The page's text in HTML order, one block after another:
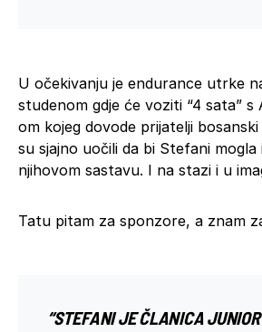
U očekivanju je endurance utrke
studenom gdje će voziti “4 sata” s
om kojeg dovode prijatelji
su sjajno uočili da bi Stefani
njihovom sastavu. I na stazi i u
Tatu pitam za sponzore, a znam
“STEFANI JE ČLANICA